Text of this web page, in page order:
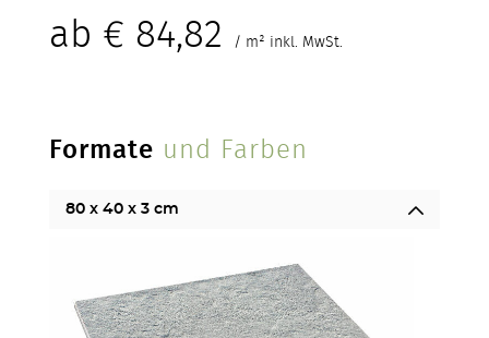
TERRASSEN
ab € 84,82 / m² inkl. MwSt.
Formate und Farben
80 x 40 x 3 cm